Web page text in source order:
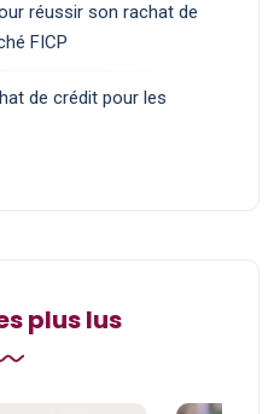
réussir son rachat de
FICP
de crédit pour les
plus lus